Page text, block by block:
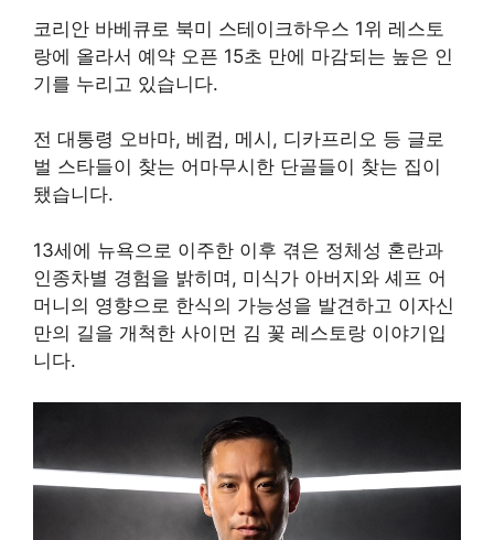
코리안 바베큐로 북미 스테이크하우스 1위 레스토
랑에 올라서 예약 오픈 15초 만에 마감되는 높은 인
기를 누리고 있습니다.
전 대통령 오바마, 베컴, 메시, 디카프리오 등 글로
벌 스타들이 찾는 어마무시한 단골들이 찾는 집이
됐습니다.
13세에 뉴욕으로 이주한 이후 겪은 정체성 혼란과
인종차별 경험을 밝히며, 미식가 아버지와 셰프 어
머니의 영향으로 한식의 가능성을 발견하고 이자신
만의 길을 개척한 사이먼 김 꽃 레스토랑 이야기입
니다.